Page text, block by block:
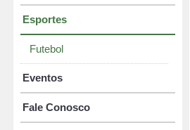
Esportes
Futebol
Eventos
Fale Conosco